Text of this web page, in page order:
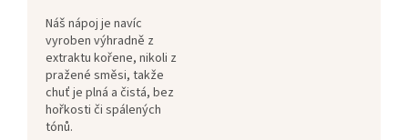
Náš nápoj je navíc
vyroben výhradně z
extraktu kořene, nikoli z
pražené směsi, takže
chuť je plná a čistá, bez
hořkosti či spálených
tónů.